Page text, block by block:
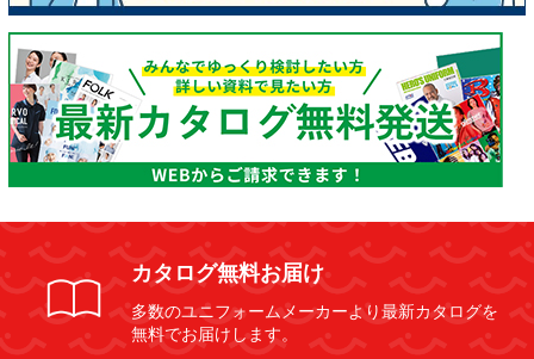
カタログ無料お届け
多数のユニフォームメーカーより最新カタログを
無料でお届けします。